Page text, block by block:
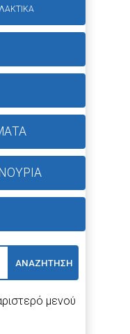
ΑΝΑΖΗΤΗΣΗ
μενού